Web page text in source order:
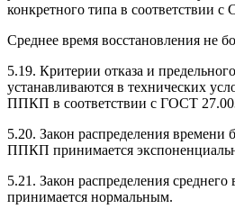
конкретного типа в соответствии
Среднее время восстановления не
5.19. Критерии отказа и
устанавливаются в технических
ППКП в соответствии с ГОСТ
5.20. Закон распределения времени
ППКП принимается
5.21. Закон распределения
принимается нормальным.